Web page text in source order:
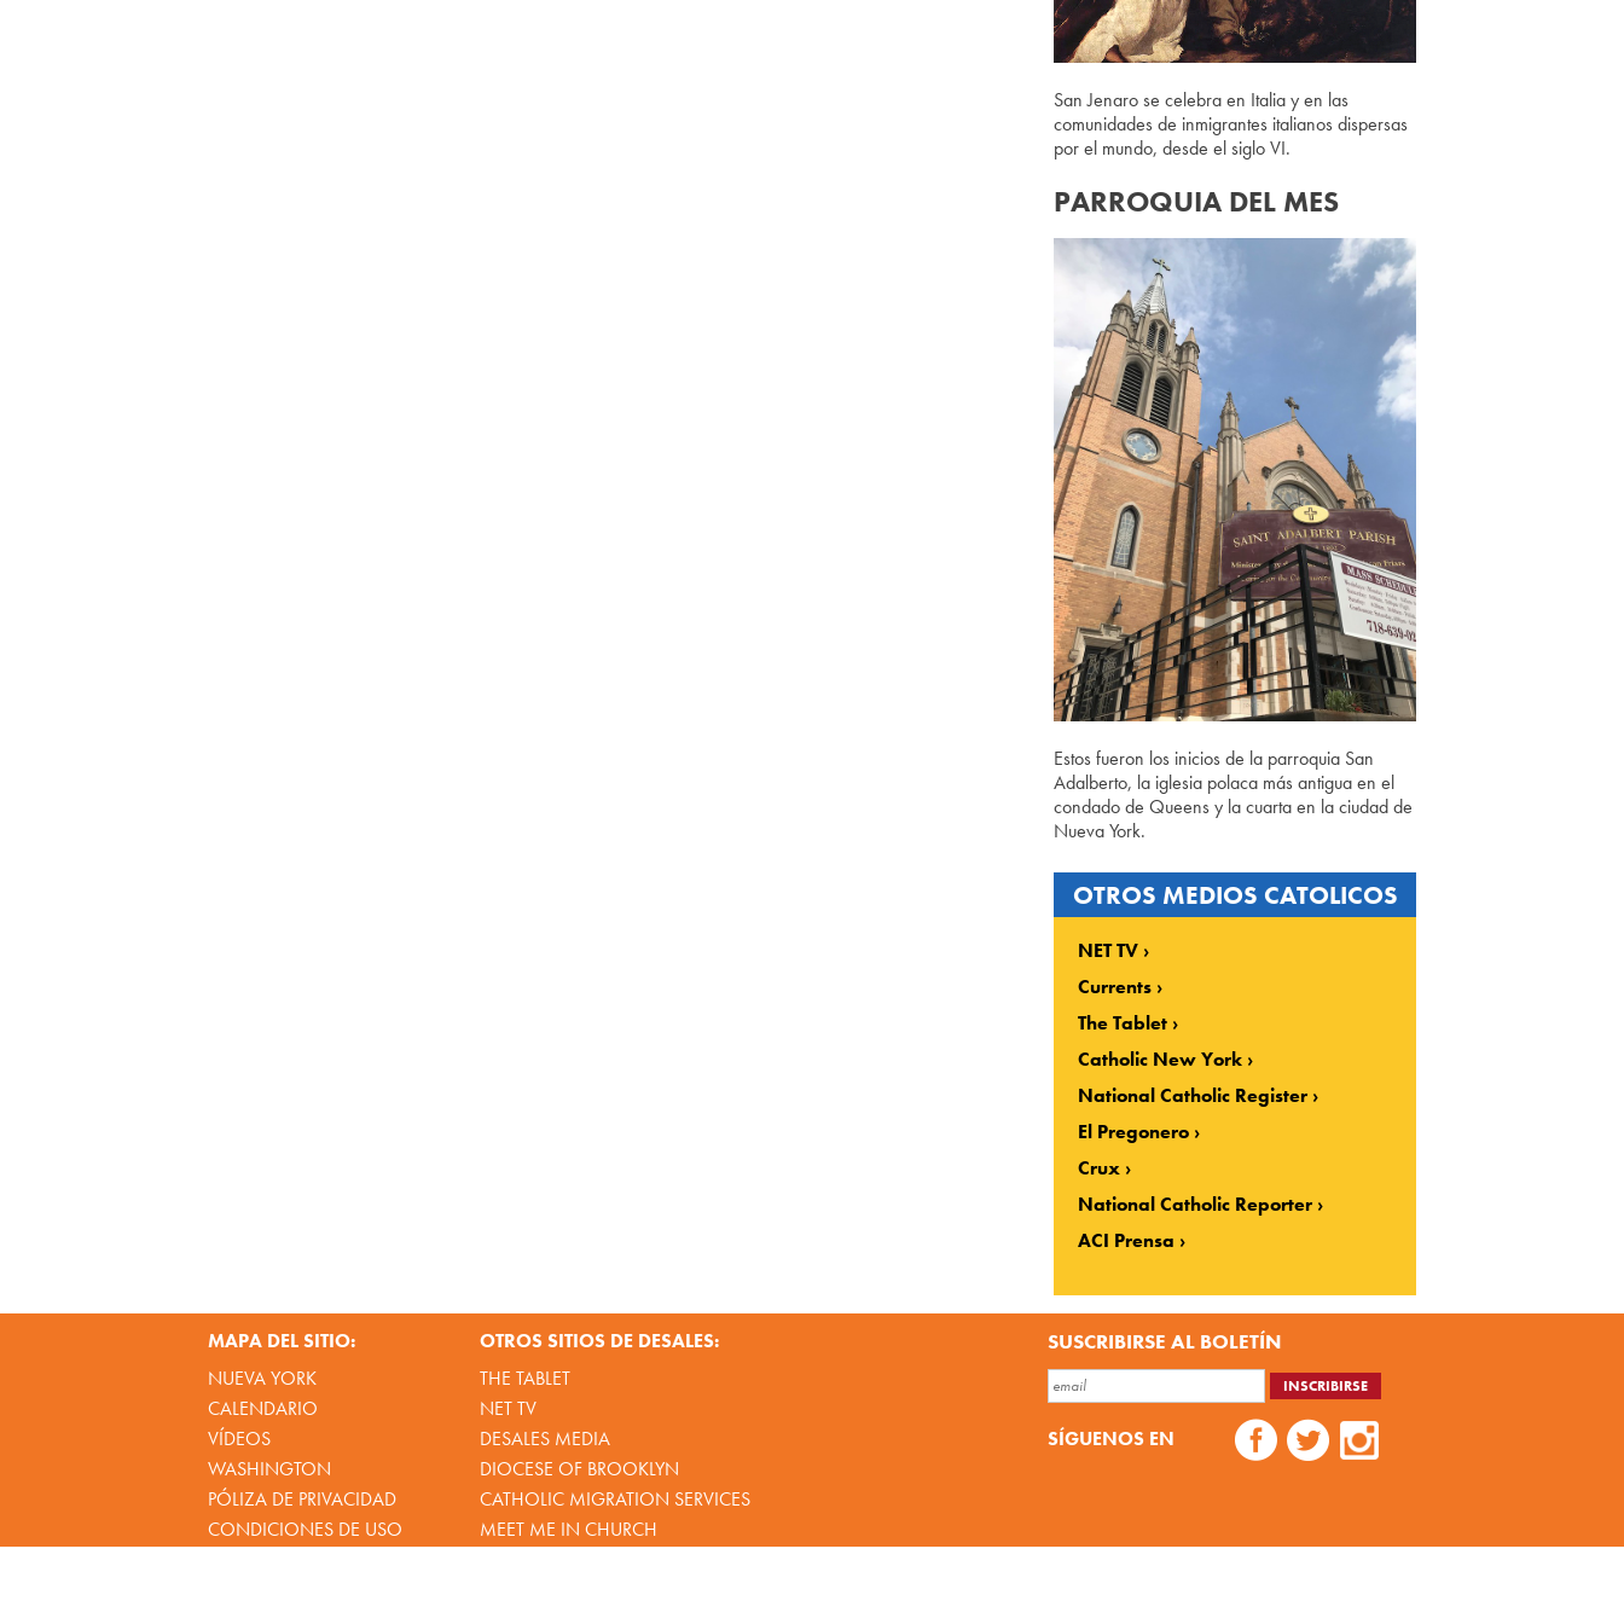
San Jenaro se celebra en Italia y en las
comunidades de inmigrantes italianos dispersas
por el mundo, desde el siglo VI.
PARROQUIA DEL MES
Estos fueron los inicios de la parroquia San
Adalberto, la iglesia polaca más antigua en el
condado de Queens y la cuarta en la ciudad de
Nueva York.
OTROS MEDIOS CATOLICOS
NET TV
Currents
The Tablet
Catholic New York
National Catholic Register
El Pregonero
Crux
National Catholic Reporter
ACI Prensa
MAPA DEL SITIO:
NUEVA YORK
CALENDARIO
VÍDEOS
WASHINGTON
PÓLIZA DE PRIVACIDAD
CONDICIONES DE USO
OTROS SITIOS DE DESALES:
THE TABLET
NET TV
DESALES MEDIA
DIOCESE OF BROOKLYN
CATHOLIC MIGRATION SERVICES
MEET ME IN CHURCH
SUSCRIBIRSE AL BOLETÍN
SÍGUENOS EN